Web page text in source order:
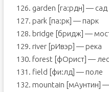
126. garden [га:рдн] — сад
127. park [па:рк] — парк
128. bridge [бридж] —
129. river [рИвэр] — река
130. forest [фОрист] — лес
131. field [фи:лд] — поле
132. mountain [мАунтин]